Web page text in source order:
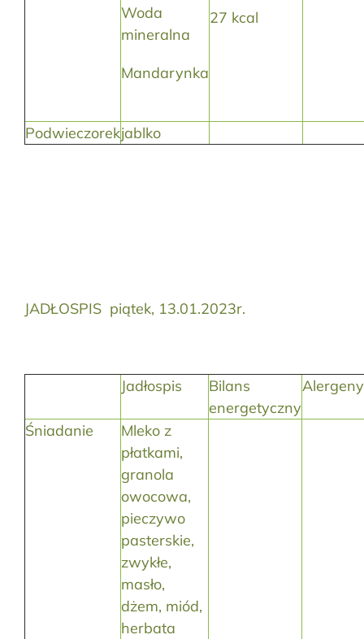
Woda
mineralna
Mandarynka
27 kcal
Podwieczorekjablko
JADŁOSPIS piątek, 13.01.2023r.
Jadłospis
Bilans
energetyczny
Alergeny
Śniadanie
Mleko z
płatkami,
granola
owocowa,
pieczywo
pasterskie,
zwykłe,
masło,
dżem, miód,
herbata